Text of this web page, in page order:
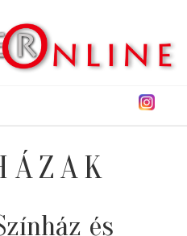
és